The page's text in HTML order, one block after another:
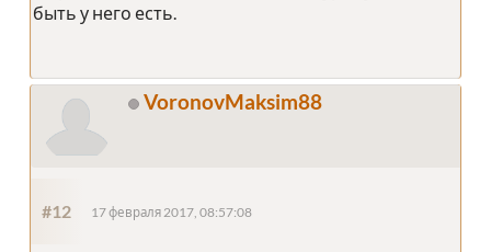
быть у него есть.
VoronovMaksim88
#12 17 февраля 2017, 08:57:08